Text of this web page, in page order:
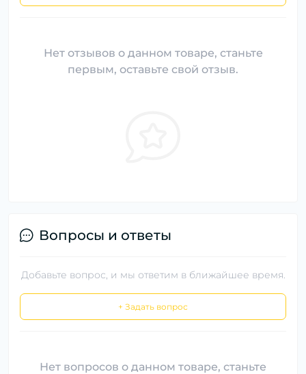
Нет отзывов о данном товаре, станьте
первым, оставьте свой отзыв.
Вопросы и ответы
Добавьте вопрос, и мы ответим в ближайшее время.
+ Задать вопрос
Нет вопросов о данном товаре, станьте